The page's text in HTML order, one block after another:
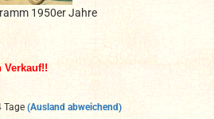
1950er Jahre
Verkauf!!
Tage (Ausland abweichend)